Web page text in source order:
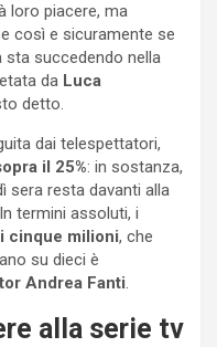
loro piacere, ma
così e sicuramente se
sta succedendo nella
da Luca
detto.
dai telespettatori,
il 25%: in sostanza,
sera resta davanti alla
termini assoluti, i
cinque milioni, che
su dieci è
Andrea Fanti.
alla serie tv